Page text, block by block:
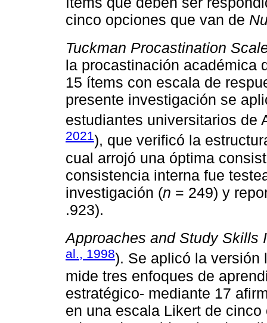
cinco opciones que van de
Tuckman Procastination
la procastinación académica
15 ítems con escala de
presente investigación se
estudiantes universitarios de
2021), que verificó la
cual arrojó una óptima
consistencia interna fue
investigación (n = 249) y
.923).
Approaches and Study Skills
al., 1998). Se aplicó la versión
mide tres enfoques de
estratégico- mediante 17
en una escala Likert de